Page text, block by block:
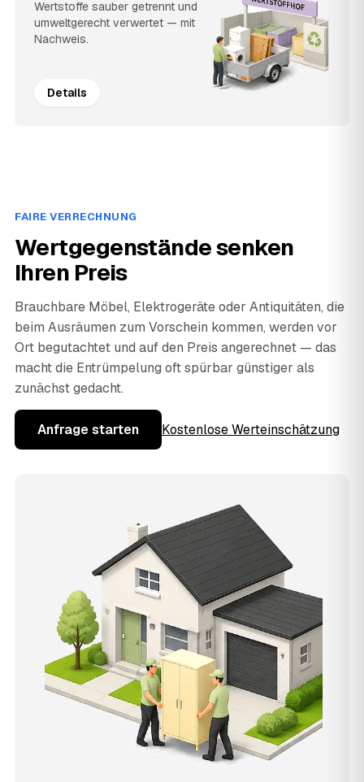
Wertstoffe sauber getrennt und
umweltgerecht verwertet — mit
Nachweis.
Details
FAIRE VERRECHNUNG
Wertgegenstände senken
Ihren Preis
Brauchbare Möbel, Elektrogeräte oder Antiquitäten, die
beim Ausräumen zum Vorschein kommen, werden vor
Ort begutachtet und auf den Preis angerechnet — das
macht die Entrümpelung oft spürbar günstiger als
zunächst gedacht.
Anfrage starten Kostenlose Werteinschätzung